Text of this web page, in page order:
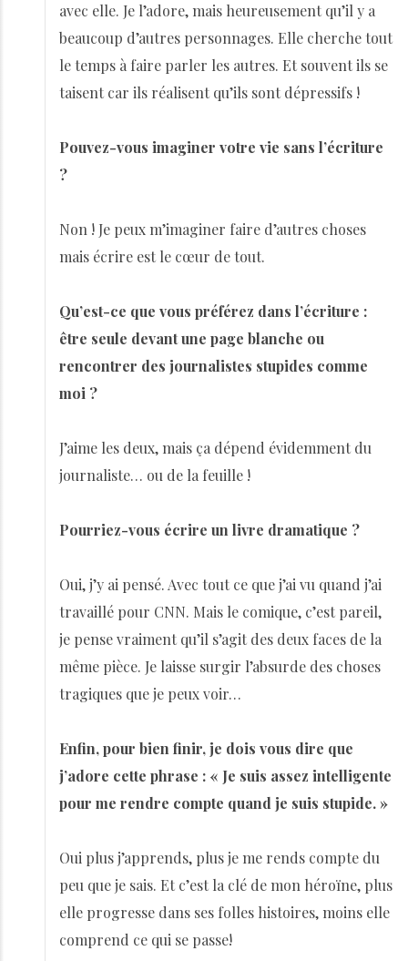
avec elle. Je l’adore, mais heureusement qu’il y a
beaucoup d’autres personnages. Elle cherche tout
le temps à faire parler les autres. Et souvent ils se
taisent car ils réalisent qu’ils sont dépressifs !
Pouvez-vous imaginer votre vie sans l’écriture
?
Non ! Je peux m’imaginer faire d’autres choses
mais écrire est le cœur de tout.
Qu’est-ce que vous préférez dans l’écriture :
être seule devant une page blanche ou
rencontrer des journalistes stupides comme
moi ?
J’aime les deux, mais ça dépend évidemment du
journaliste… ou de la feuille !
Pourriez-vous écrire un livre dramatique ?
Oui, j’y ai pensé. Avec tout ce que j’ai vu quand j’ai
travaillé pour CNN. Mais le comique, c’est pareil,
je pense vraiment qu’il s’agit des deux faces de la
même pièce. Je laisse surgir l’absurde des choses
tragiques que je peux voir…
Enfin, pour bien finir, je dois vous dire que
j’adore cette phrase : « Je suis assez intelligente
pour me rendre compte quand je suis stupide. »
Oui plus j’apprends, plus je me rends compte du
peu que je sais. Et c’est la clé de mon héroïne, plus
elle progresse dans ses folles histoires, moins elle
comprend ce qui se passe!